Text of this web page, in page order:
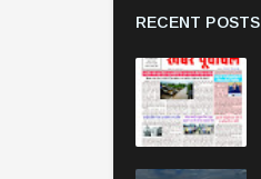
RECENT POSTS